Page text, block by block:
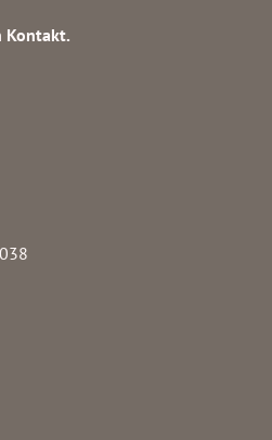
Kontakt.